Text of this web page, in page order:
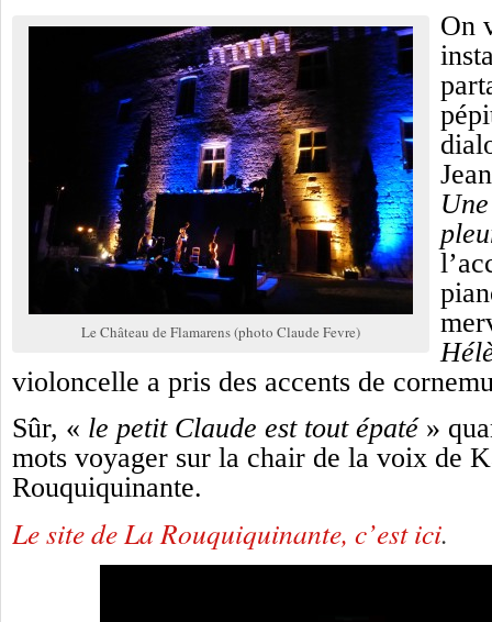
Le Château de Flamarens (photo Claude Fevre)
On
violoncelle a pris des accents de
Sûr, « le petit Claude est tout épaté»
mots voyager sur la chair de la voix de
Rouquiquinante.
Le site de La Rouquiquinante, c’est ici.